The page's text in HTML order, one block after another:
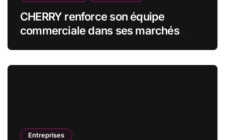
CHERRY renforce son équipe
commerciale dans ses marchés
Entreprises